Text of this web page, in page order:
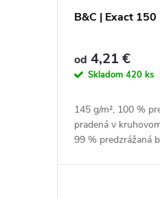
B&C | Exact
od 4,21 €
Skladom 420 ks
145 g/m², 100 %
pradená v
99 % predzrážaná